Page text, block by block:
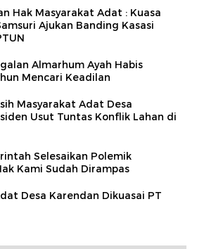
Hak Masyarakat Adat : Kuasa
Ajukan Banding Kasasi
Almarhum Ayah Habis
Mencari Keadilan
Masyarakat Adat Desa
Usut Tuntas Konflik Lahan di
Selesaikan Polemik
Kami Sudah Dirampas
Desa Karendan Dikuasai PT